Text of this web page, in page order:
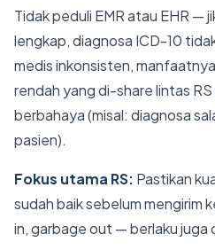
Tidak peduli EMR atau EHR —
lengkap, diagnosa ICD-10
medis inkonsisten,
rendah yang di-share lintas RS
berbahaya (misal: diagnosa
pasien).
Fokus utama RS: Pastikan
sudah baik sebelum mengirim
in, garbage out — berlaku juga